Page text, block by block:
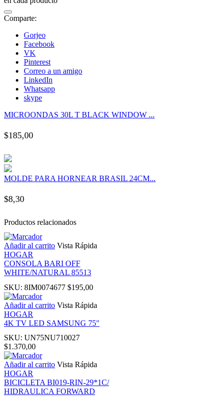
panel
panel
panel
Panel
Panel
Comparte:
Gorjeo
Facebook
VK
Pinterest
Correo a un amigo
LinkedIn
Whatsapp
skype
MICROONDAS 30L T BLACK WINDOW ...
$185,00
MOLDE PARA HORNEAR BRASIL 24CM...
$8,30
Productos relacionados
Añadir al carrito Vista Rápida
HOGAR
CONSOLA BARI OFF
WHITE/NATURAL 85513
SKU: 8IM0074677 $195,00
Añadir al carrito Vista Rápida
HOGAR
4K TV LED SAMSUNG 75″
SKU: UN75NU710027
$1.370,00
Añadir al carrito Vista Rápida
HOGAR
BICICLETA BI019-RIN-29*1C/
HIDRAULICA FORWARD